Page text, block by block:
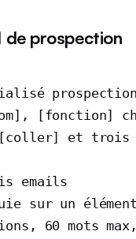
de prospection
[fonction]
et trois
emails
sur un
60 mots